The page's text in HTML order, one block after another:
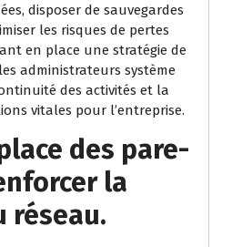
disposer de sauvegardes
les risques de pertes
en place une stratégie de
administrateurs système
des activités et la
vitales pour l’entreprise.
des pare-
la
réseau.